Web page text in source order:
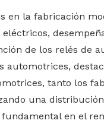
la fabricación
de los relés de
tanto los
una
en el